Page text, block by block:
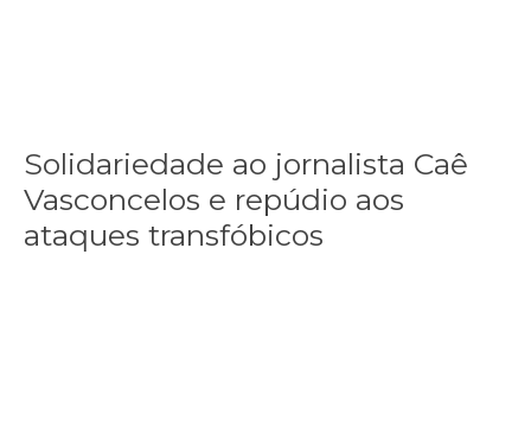
Solidariedade ao jornalista Caê
Vasconcelos e repúdio aos
ataques transfóbicos